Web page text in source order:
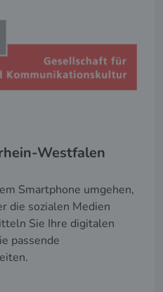
Westfalen
Smartphone umgehen,
die sozialen Medien
Sie Ihre digitalen
passende